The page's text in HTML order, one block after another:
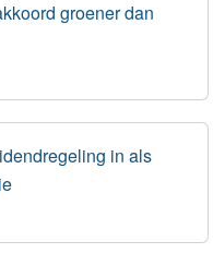
groener dan
in als